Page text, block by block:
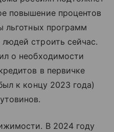
повышение процентов
льготных программ
строить сейчас.
о необходимости
в первичке
к концу 2023 года)
В 2024 году